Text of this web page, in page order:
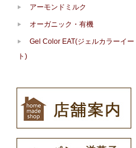
アーモンドミルク
オーガニック・有機
Gel Color EAT(ジェルカラーイー
ト)